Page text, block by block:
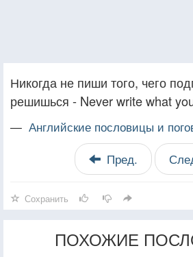
Никогда не пиши того, чего
решишься - Never write what
— Английские пословицы и
Пред.
Сохранить
ПОХОЖИЕ